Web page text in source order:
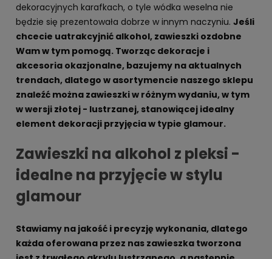
dekoracyjnych karafkach, o tyle wódka weselna nie
będzie się prezentowała dobrze w innym naczyniu. Jeśli
chcecie uatrakcyjnić alkohol, zawieszki ozdobne
Wam w tym pomogą. Tworząc dekoracje i
akcesoria okazjonalne, bazujemy na aktualnych
trendach, dlatego w asortymencie naszego sklepu
znaleźć można zawieszki w różnym wydaniu, w tym
w wersji złotej - lustrzanej, stanowiącej idealny
element dekoracji przyjęcia w typie glamour.
Zawieszki na alkohol z pleksi -
idealne na przyjęcie w stylu
glamour
Stawiamy na jakość i precyzję wykonania, dlatego
każda oferowana przez nas zawieszka tworzona